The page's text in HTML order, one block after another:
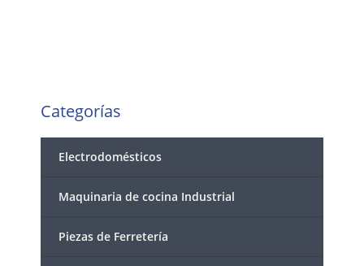
Categorías
Electrodomésticos
Maquinaria de cocina Industrial
Piezas de Ferretería